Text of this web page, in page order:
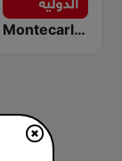
Montecarlo al doualiya (مونت كارلو الدولية)